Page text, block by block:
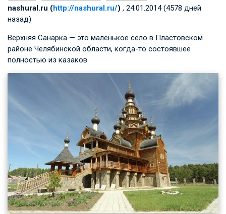
nashural.ru (http://nashural.ru/) , 24.01.2014 (4578 дней
назад)
Верхняя Санарка — это маленькое село в Пластовском
районе Челябинской области, когда-то состоявшее
полностью из казаков.